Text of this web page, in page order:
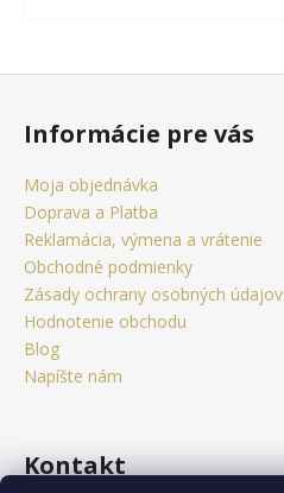
Informácie pre vás
Moja objednávka
Doprava a Platba
Reklamácia, výmena a vrátenie
Obchodné podmienky
Zásady ochrany osobných údajov
Hodnotenie obchodu
Blog
Napíšte nám
Kontakt